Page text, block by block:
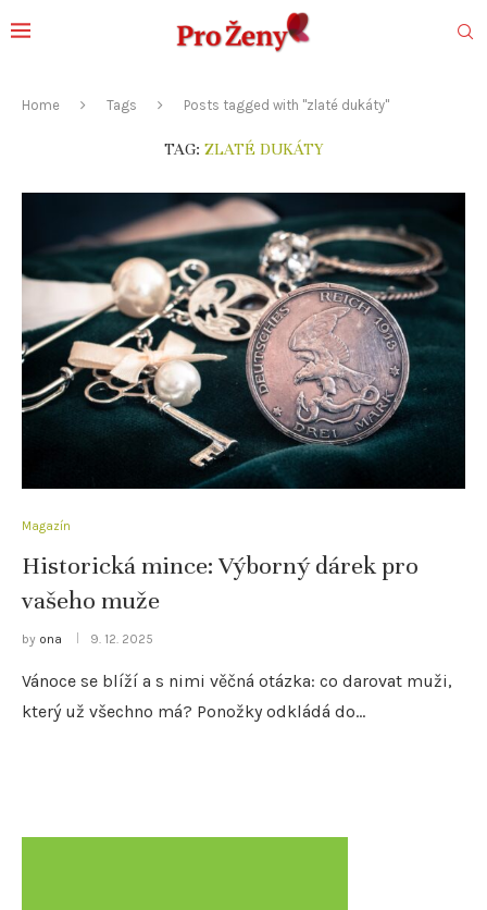
Home Tags Posts tagged with "zlaté dukáty"
TAG: ZLATÉ DUKÁTY
Magazín
Historická mince: Výborný dárek pro
vašeho muže
by ona 9. 12. 2025
Vánoce se blíží a s nimi věčná otázka: co darovat muži,
který už všechno má? Ponožky odkládá do…